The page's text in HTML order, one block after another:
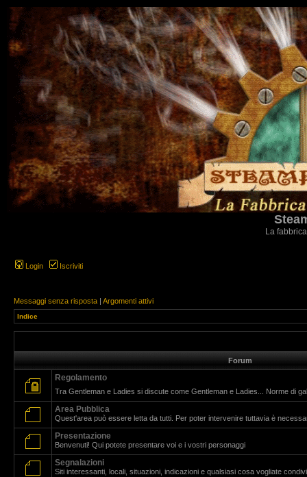
La
Login Iscriviti
Messaggi senza risposta | Argomenti attivi
Indice
Forum
Regolamento
Tra Gentleman e Ladies si discute come Gentleman e Ladies... Norme di
Area Pubblica
Quest'area può essere letta da tutti. Per poter intervenire tuttavia è
Presentazione
Benvenuti! Qui potete presentare voi e i vostri personaggi
Segnalazioni
Siti interessanti, locali, situazioni, indicazioni e qualsiasi cosa vogliate